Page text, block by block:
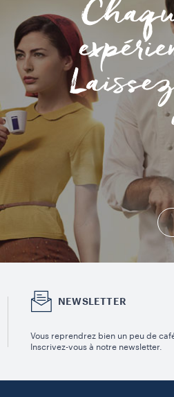
NEWSLETTER
Vous reprendrez bien un peu de
Inscrivez-vous à notre newsletter.